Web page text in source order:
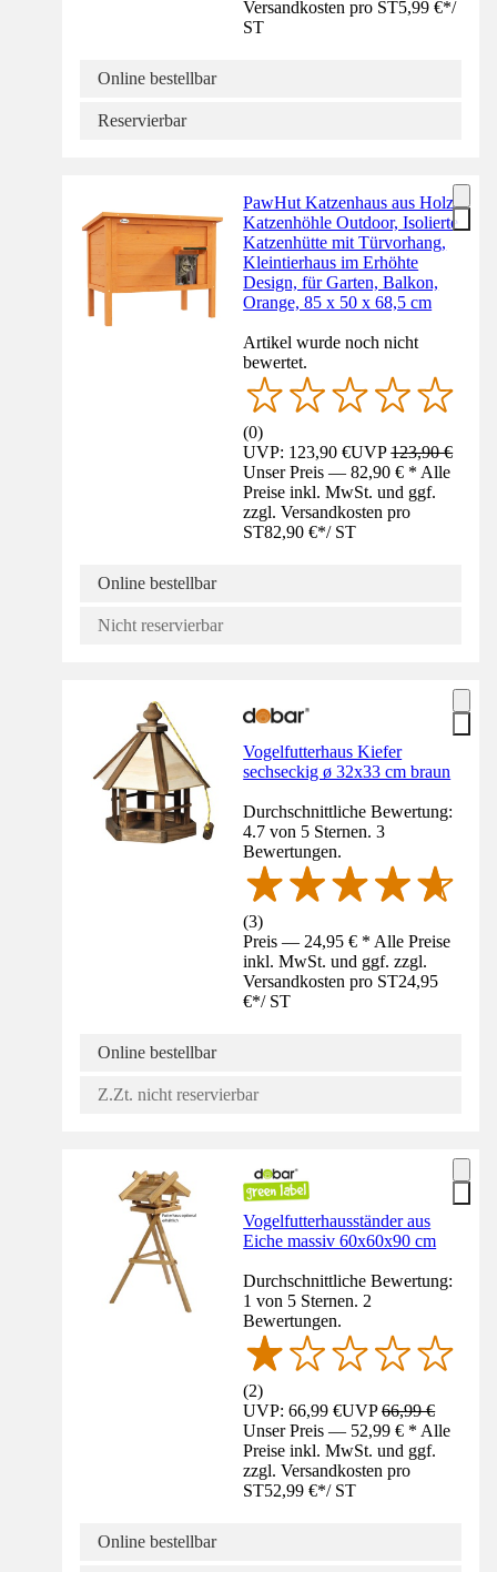
Versandkosten pro ST5,99 €*/
ST
Online bestellbar
Reservierbar
PawHut Katzenhaus aus Holz,
Katzenhöhle Outdoor, Isolierte
Katzenhütte mit Türvorhang,
Kleintierhaus im Erhöhte
Design, für Garten, Balkon,
Orange, 85 x 50 x 68,5 cm
Artikel wurde noch nicht
bewertet.
(0)
UVP: 123,90 €UVP123,90 €
Unser Preis — 82,90 € * Alle
Preise inkl. MwSt. und ggf.
zzgl. Versandkosten pro
ST82,90 €*/ ST
Online bestellbar
Nicht reservierbar
Vogelfutterhaus Kiefer
sechseckig ø 32x33 cm braun
Durchschnittliche Bewertung:
4.7 von 5 Sternen. 3
Bewertungen.
(3)
Preis — 24,95 € * Alle Preise
inkl. MwSt. und ggf. zzgl.
Versandkosten pro ST24,95
€*/ ST
Online bestellbar
Z.Zt. nicht reservierbar
Vogelfutterhausständer aus
Eiche massiv 60x60x90 cm
Durchschnittliche Bewertung:
1 von 5 Sternen. 2
Bewertungen.
(2)
UVP: 66,99 €UVP66,99 €
Unser Preis — 52,99 € * Alle
Preise inkl. MwSt. und ggf.
zzgl. Versandkosten pro
ST52,99 €*/ ST
Online bestellbar